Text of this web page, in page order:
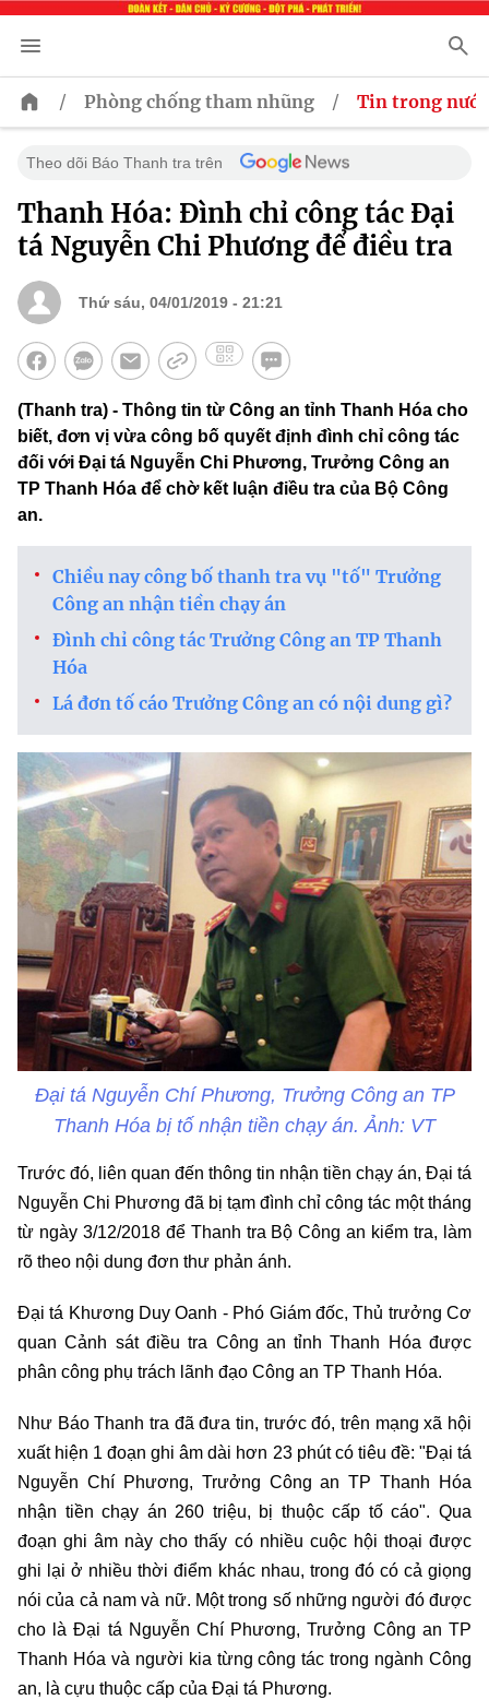
/ Phòng chống tham nhũng / Tin trong nước
Theo dõi Báo Thanh tra trên
Thanh Hóa: Đình chỉ công tác Đại
tá Nguyễn Chi Phương để điều tra
Thứ sáu, 04/01/2019 - 21:21
(Thanh tra) - Thông tin từ Công an tỉnh Thanh Hóa cho
biết, đơn vị vừa công bố quyết định đình chỉ công tác
đối với Đại tá Nguyễn Chi Phương, Trưởng Công an
TP Thanh Hóa để chờ kết luận điều tra của Bộ Công
an.
Chiều nay công bố thanh tra vụ "tố" Trưởng
Công an nhận tiền chạy án
Đình chỉ công tác Trưởng Công an TP Thanh
Hóa
Lá đơn tố cáo Trưởng Công an có nội dung gì?
Đại tá Nguyễn Chí Phương, Trưởng Công an TP
Thanh Hóa bị tố nhận tiền chạy án. Ảnh: VT
Trước đó, liên quan đến thông tin nhận tiền chạy án, Đại tá
Nguyễn Chi Phương đã bị tạm đình chỉ công tác một tháng
từ ngày 3/12/2018 để Thanh tra Bộ Công an kiểm tra, làm
rõ theo nội dung đơn thư phản ánh.
Đại tá Khương Duy Oanh - Phó Giám đốc, Thủ trưởng Cơ
quan Cảnh sát điều tra Công an tỉnh Thanh Hóa được
phân công phụ trách lãnh đạo Công an TP Thanh Hóa.
Như Báo Thanh tra đã đưa tin, trước đó, trên mạng xã hội
xuất hiện 1 đoạn ghi âm dài hơn 23 phút có tiêu đề: "Đại tá
Nguyễn Chí Phương, Trưởng Công an TP Thanh Hóa
nhận tiền chạy án 260 triệu, bị thuộc cấp tố cáo". Qua
đoạn ghi âm này cho thấy có nhiều cuộc hội thoại được
ghi lại ở nhiều thời điểm khác nhau, trong đó có cả giọng
nói của cả nam và nữ. Một trong số những người đó được
cho là Đại tá Nguyễn Chí Phương, Trưởng Công an TP
Thanh Hóa và người kia từng công tác trong ngành Công
an, là cựu thuộc cấp của Đại tá Phương.